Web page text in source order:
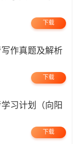
下载
下载
下载